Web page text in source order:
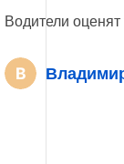
Водители